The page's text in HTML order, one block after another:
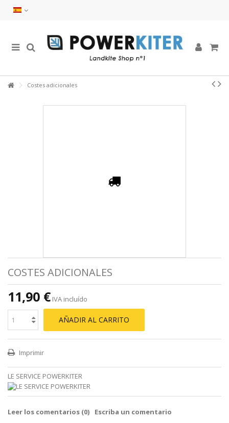
Costes adicionales
COSTES ADICIONALES
11,90 € IVA incluído
AÑADIR AL CARRITO
Imprimir
LE SERVICE POWERKITER
Leer los comentarios (0) Escriba un comentario